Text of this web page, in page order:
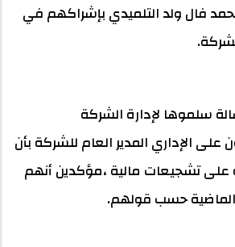
فال ولد التلميدي بإشراكهم في
سلموها لإدارة الشركة
على الإداري المدير العام للشركة بأن
على تشجيعات مالية ،مؤكدين أنهم
حسب قولهم.